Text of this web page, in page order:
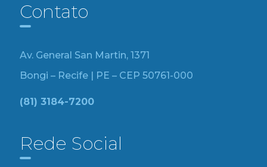
Contato
Av. General San Martin, 1371
Bongi – Recife | PE – CEP 50761-000
(81) 3184-7200
Rede Social